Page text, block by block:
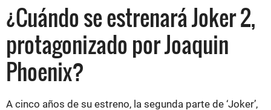
¿Cuándo se estrenará Joker 2,
protagonizado por Joaquin
Phoenix?
A cinco años de su estreno, la segunda parte de ‘Joker’,